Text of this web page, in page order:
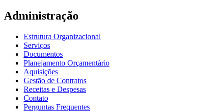
Administração
Estrutura Organizacional
Serviços
Documentos
Planejamento Orçamentário
Aquisições
Gestão de Contratos
Receitas e Despesas
Contato
Perguntas Frequentes